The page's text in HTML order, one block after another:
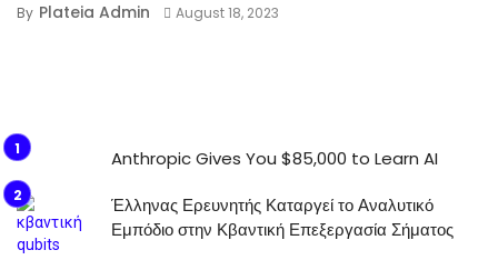
By Plateia Admin August 18, 2023
Anthropic Gives You $85,000 to Learn AI
Έλληνας Ερευνητής Καταργεί το Αναλυτικό
Εμπόδιο στην Κβαντική Επεξεργασία Σήματος